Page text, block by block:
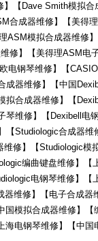
【Dave Smith模拟
合成器维修】【美得
ASM模拟合成器维修
修】【美得理ASM电
电钢琴维修】【
器维修】【中国
拟合成器维修】【
维修】【Dexibell电
【Studiologic合成器
修】【Studiologic模
编曲键盘维修】
电钢琴维修】
维修】【电子合成
国模拟合成器维修】
电钢琴维修】【中